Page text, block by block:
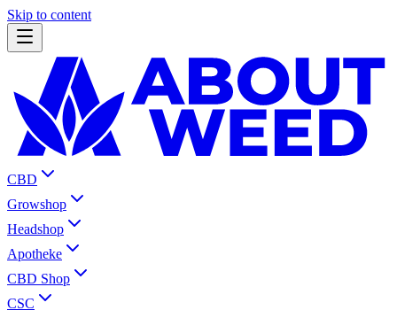
Skip to content
CBD
Growshop
Headshop
Apotheke
CBD Shop
CSC